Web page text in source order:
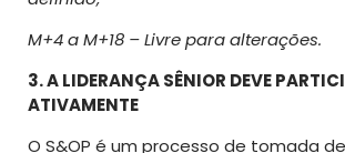
M+4 a M+18 – Livre para alterações.
3. A LIDERANÇASÊNIOR DEVE
ATIVAMENTE
O S&OP é um processo de tomada